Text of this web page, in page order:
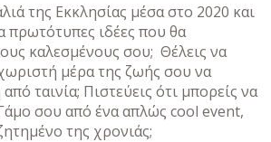
της Εκκλησίας μέσα στο 2020 και
πρωτότυπες ιδέες που θα
καλεσμένους σου; Θέλεις να
μέρα της ζωής σου να
ταινία; Πιστεύεις ότι μπορείς να
σου από ένα απλώς cool event,
της χρονιάς;